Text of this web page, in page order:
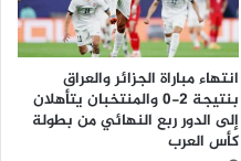
انتهاء مباراة الجزائر والعراق
بنتيجة 2-0 والمنتخبان يتأهلان
إلى الدور ربع النهائي من بطولة
كأس العرب